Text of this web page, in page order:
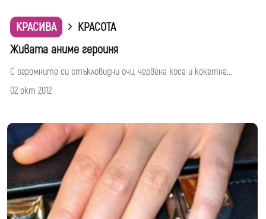
КРАСИВА
КРАСОТА
Живата аниме героиня
С огромните си стъкловидни очи, червена коса и кокетна...
02 окт 2012